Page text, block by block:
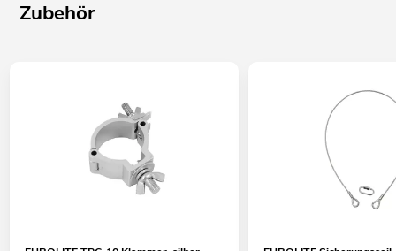
Für Anwendungsgebiete wie zum Beispiel: Architektur; Bühne;
Clubs/Tanzschulen; Hochzeit/Gala/Events; Restaurants, Bars
Zubehör